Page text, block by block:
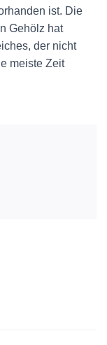
ist. Die
Gehölz hat
der nicht
meiste Zeit